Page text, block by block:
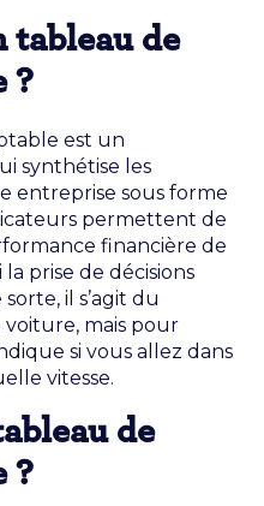
tableau de
?
est un
synthétise les
entreprise sous forme
permettent de
financière de
la prise de décisions
il s’agit du
mais pour
si vous allez dans
vitesse.
de
?